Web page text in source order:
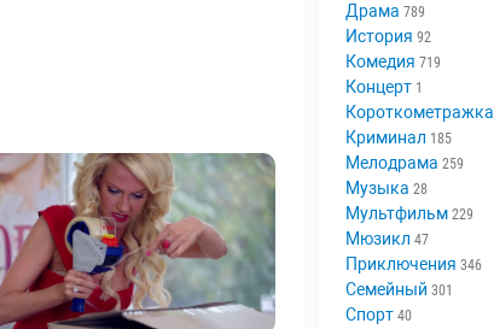
Драма 789
История 92
Комедия 719
Концерт 1
Короткометражка
Криминал 185
Мелодрама 259
Музыка 28
Мультфильм 229
Мюзикл 47
Приключения 346
Семейный 301
Спорт 40